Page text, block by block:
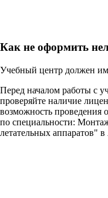
Как не оформить
Учебный центр должен
Перед началом работы с
проверяйте наличие
возможность проведения
по специальности:
летательных аппаратов"